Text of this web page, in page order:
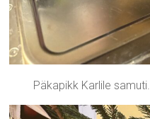
Päkapikk Karlile samuti.